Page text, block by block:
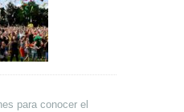
para conocer el